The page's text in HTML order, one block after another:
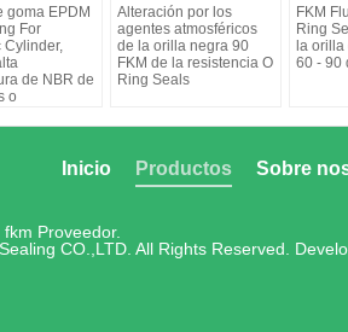
goma EPDM
For
de NBR de
o
Alteración por los
agentes atmosféricos
de la orilla negra 90
FKM de la resistencia O
Ring Seals
FKM
Ring
la orilla
60 - 90
Sobre
Productos
Inicio
fkm Proveedor.
CO.,LTD. All Rights Reserved.